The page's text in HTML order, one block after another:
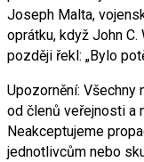
Joseph Malta,
oprátku, když John
později řekl: „Bylo
Upozornění: Všechny
od členů veřejnosti a
Neakceptujeme
jednotlivcům nebo